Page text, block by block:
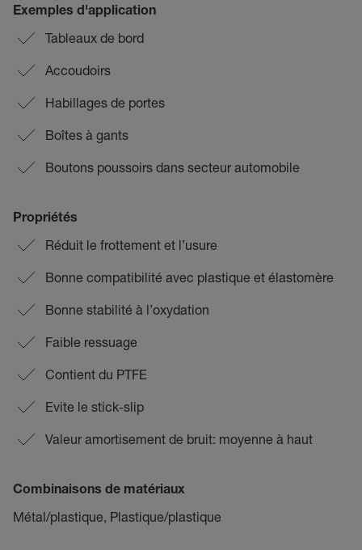
Exemples d'application
Tableaux de bord
Accoudoirs
Habillages de portes
Boîtes à gants
Boutons poussoirs dans secteur automobile
Propriétés
Réduit le frottement et l’usure
Bonne compatibilité avec plastique et élastomère
Bonne stabilité à l’oxydation
Faible ressuage
Contient du PTFE
Evite le stick-slip
Valeur amortisement de bruit: moyenne à haut
Combinaisons de matériaux
Métal/plastique, Plastique/plastique